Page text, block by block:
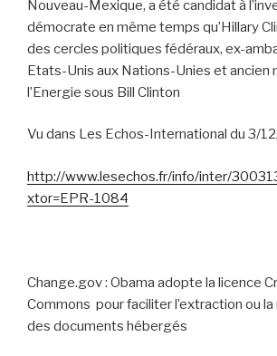
Nouveau-Mexique, a été candidat à
démocrate en même temps qu’Hillary
des cercles politiques fédéraux, ex-
Etats-Unis aux Nations-Unies et ancien
l’Energie sous Bill Clinton
Vu dans Les Echos-International du 3/
http://www.lesechos.fr/info/inter/
xtor=EPR-1084
Change.gov : Obama adopte la licence
Commons pour faciliter l’extraction ou
des documents hébergés